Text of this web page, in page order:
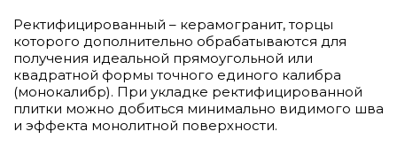
Ректифицированный – керамогранит, торцы
которого дополнительно обрабатываются для
получения идеальной прямоугольной или
квадратной формы точного единого калибра
(монокалибр). При укладке ректифицированной
плитки можно добиться минимально видимого шва
и эффекта монолитной поверхности.